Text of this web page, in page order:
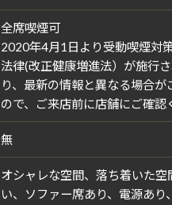
全席喫煙可
2020年4月1日より受動喫煙対
法律(改正健康増進法）が施行
り、最新の情報と異なる場合が
ので、ご来店前に店舗にご確認
無
オシャレな空間、落ち着いた空
い、ソファー席あり、電源あり